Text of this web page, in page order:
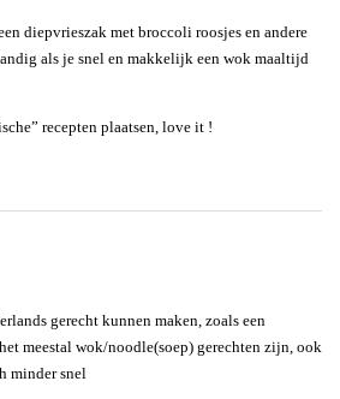
diepvrieszak met broccoli roosjes en andere
als je snel en makkelijk een wok maaltijd
recepten plaatsen, love it !
gerecht kunnen maken, zoals een
meestal wok/noodle(soep) gerechten zijn, ook
minder snel